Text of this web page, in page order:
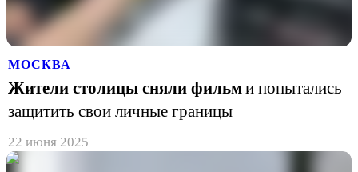
МОСКВА
Жители столицы сняли фильми попытались
защитить свои личные границы
22 июня 2025